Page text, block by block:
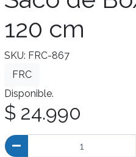
120 cm
SKU: FRC-867
FRC
Disponible.
$ 24.990